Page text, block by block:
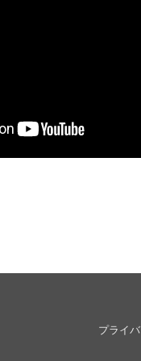
プライ